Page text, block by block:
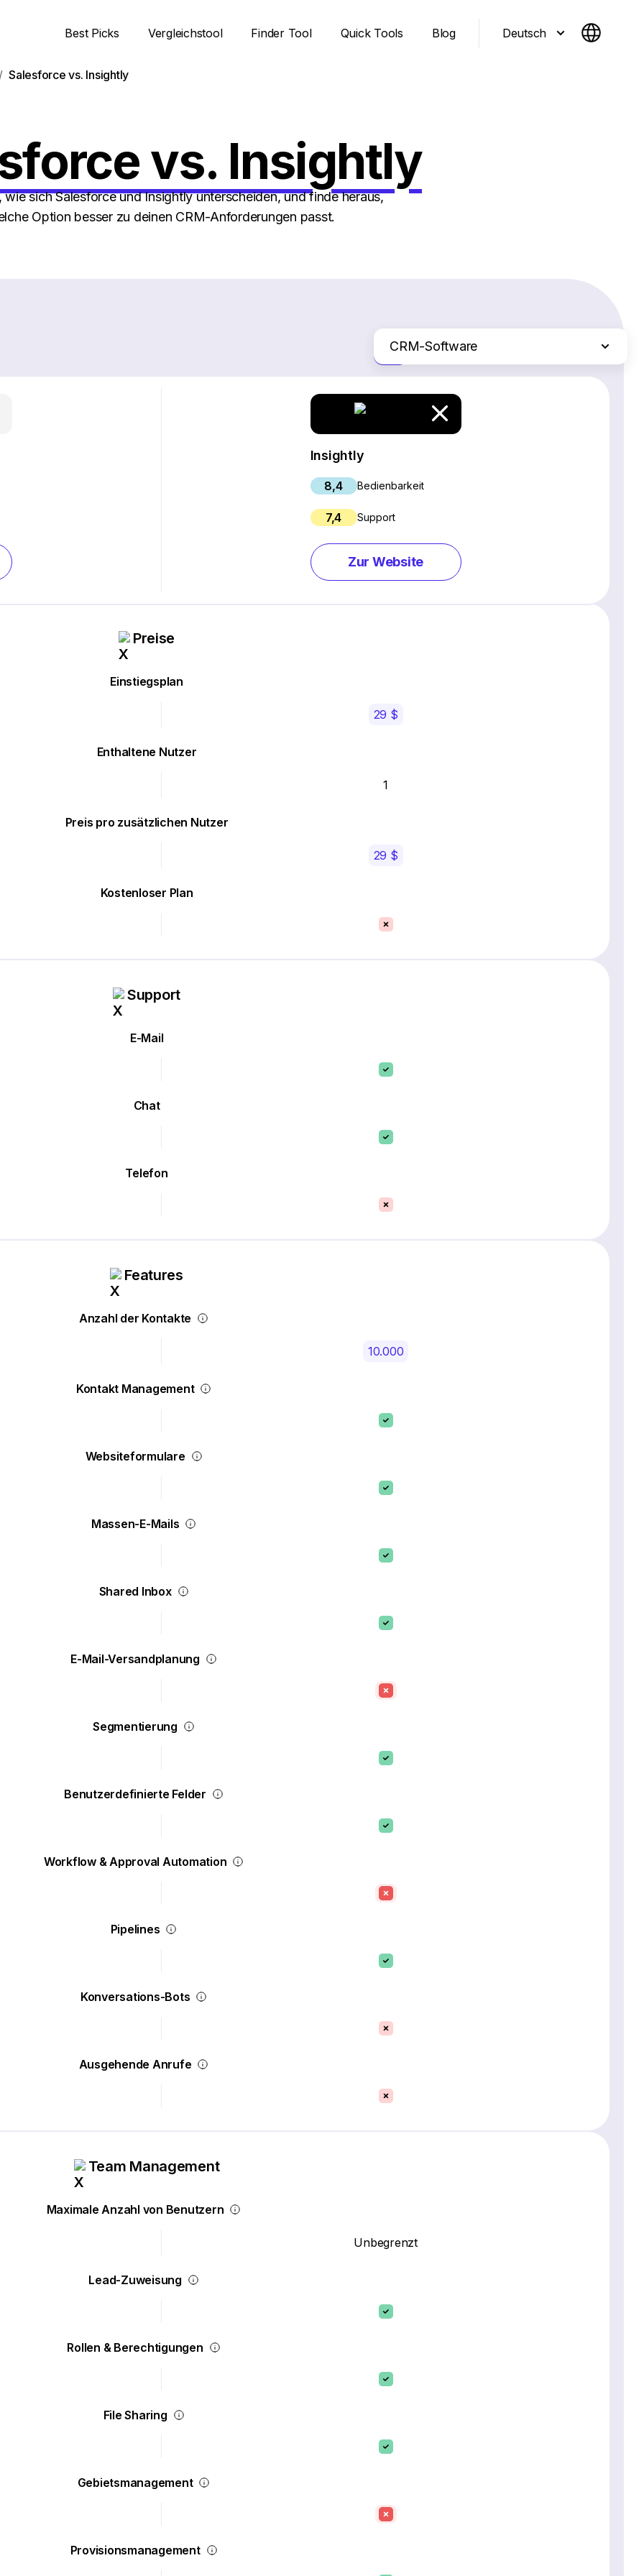
Best Picks Vergleichstool Finder Tool Quick Tools Blog Deutsch
Salesforce vs. Insightly
vs. Insightly
wie sich Salesforce und Insightly unterscheiden, und finde heraus,
Option besser zu deinen CRM-Anforderungen passt.
CRM-Software
Webinar-Software
Social Media Management Tools
E-Commerce-Plattformen
Live Chat & Chatbot Software
Nur die Unterschiede
Insightly
8,4 Bedienbarkeit
7,4 Support
Zur Website
Preise
Einstiegsplan
29 $
Enthaltene Nutzer
1
Preis pro zusätzlichen Nutzer
29 $
Kostenloser Plan
Support
E-Mail
Chat
Telefon
Features
Anzahl der Kontakte
10.000
Kontakt Management
Websiteformulare
Massen-E-Mails
Shared Inbox
E-Mail-Versandplanung
Segmentierung
Benutzerdefinierte Felder
Workflow & Approval Automation
Pipelines
Konversations-Bots
Ausgehende Anrufe
Team Management
Maximale Anzahl von Benutzern
Unbegrenzt
Lead-Zuweisung
Rollen & Berechtigungen
File Sharing
Gebietsmanagement
Provisionsmanagement